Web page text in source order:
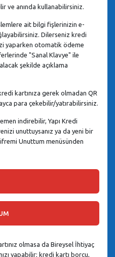
ve anında kullanabilirsiniz.
ait bilgi fişlerinizin e-
Dilerseniz kredi
yaparken otomatik ödeme
"Sanal Klavye" ile
şekilde açıklama
kartınıza gerek olmadan QR
para çekebilir/yatırabilirsiniz.
indirebilir, Yapı Kredi
unuttuysanız ya da yeni bir
Unuttum menüsünden
olmasa da Bireysel İhtiyaç
yapabilir; kredi kartı borcu,